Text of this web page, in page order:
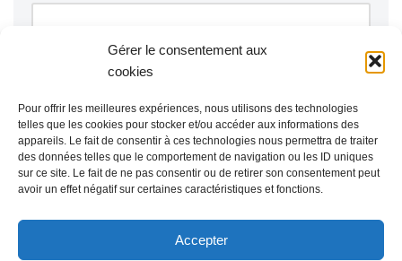
Gérer le consentement aux
cookies
Pour offrir les meilleures expériences, nous utilisons des technologies
telles que les cookies pour stocker et/ou accéder aux informations des
appareils. Le fait de consentir à ces technologies nous permettra de traiter
des données telles que le comportement de navigation ou les ID uniques
sur ce site. Le fait de ne pas consentir ou de retirer son consentement peut
avoir un effet négatif sur certaines caractéristiques et fonctions.
Accepter